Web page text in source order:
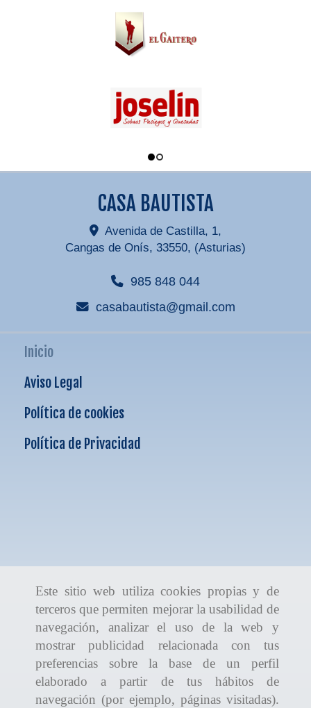
Este sitio web utiliza cookies propias y de
terceros que permiten mejorar la usabilidad de
navegación, analizar el uso de la web y
mostrar publicidad relacionada con tus
preferencias sobre la base de un perfil
elaborado a partir de tus hábitos de
navegación (por ejemplo, páginas visitadas).
CASA BAUTISTA
Avenida de Castilla, 1,
Cangas de Onís, 33550, (Asturias)
985 848 044
casabautista
gmail.com
Inicio
Aviso Legal
Política de cookies
Política de Privacidad